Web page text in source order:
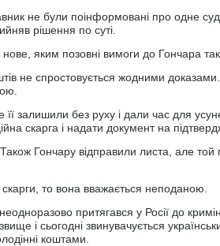
не були поінформовані про одне
рішення по суті.
яким позовні вимоги до Гончара
не спростовується жодними
залишили без руху і дали час для
скарга і надати документ на
Гончару відправили листа, але
то вона вважається неподаною.
притягався у Росії до
і сьогодні звинувачується
коштами.